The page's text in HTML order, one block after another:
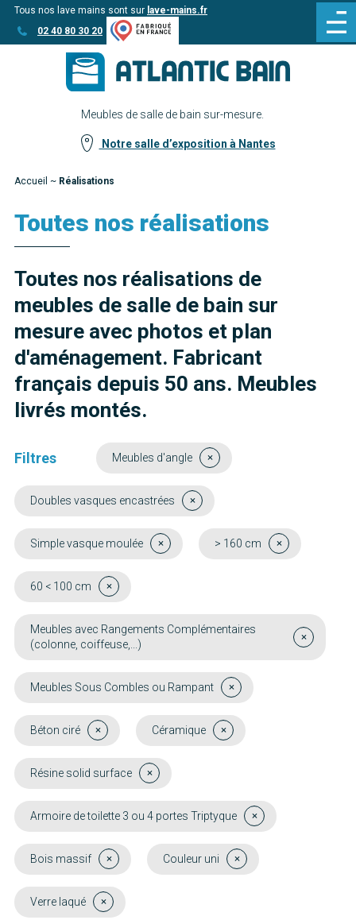
Aller
au
Aller au
contenu
Tous nos lave mains sont sur lave-mains.fr
02 40 80 30 20
Meubles de salle de bain sur-mesure.
Notre salle d’exposition à Nantes
Accueil ~ Réalisations
Toutes nos réalisations
Toutes nos réalisations de
meubles de salle de bain sur
mesure avec photos et plan
d'aménagement. Fabricant
français depuis 50 ans. Meubles
livrés montés.
Filtres Meubles d'angle
Doubles vasques encastrées
Simple vasque moulée > 160 cm
60 < 100 cm
Meubles avec Rangements Complémentaires
(colonne, coiffeuse,...)
Meubles Sous Combles ou Rampant
Béton ciré Céramique
Résine solid surface
Armoire de toilette 3 ou 4 portes Triptyque
Bois massif Couleur uni
Verre laqué